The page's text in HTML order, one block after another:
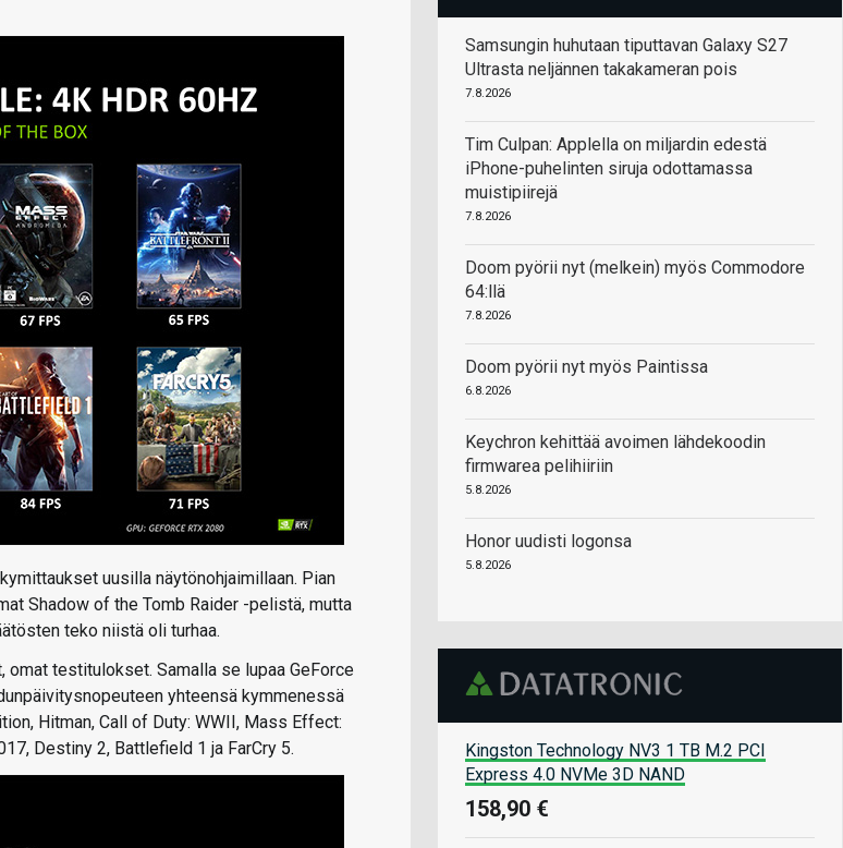
uusilla näytönohjaimillaan. Pian
Shadow of the Tomb Raider -pelistä, mutta
teko niistä oli turhaa.
testitulokset. Samalla se lupaa GeForce
yhteensä kymmenessä
Hitman, Call of Duty: WWII, Mass Effect:
Destiny 2, Battlefield 1 ja FarCry 5.
Samsungin huhutaan tiputtavan Galaxy S27
Ultrasta neljännen takakameran pois
7.8.2026
Tim Culpan: Applella on miljardin edestä
iPhone-puhelinten siruja odottamassa
muistipiirejä
7.8.2026
Doom pyörii nyt (melkein) myös Commodore
64:llä
7.8.2026
Doom pyörii nyt myös Paintissa
6.8.2026
Keychron kehittää avoimen lähdekoodin
firmwarea pelihiiriin
5.8.2026
Honor uudisti logonsa
5.8.2026
Kingston Technology NV3 1 TB M.2 PCI
Express 4.0 NVMe 3D NAND
158,90 €